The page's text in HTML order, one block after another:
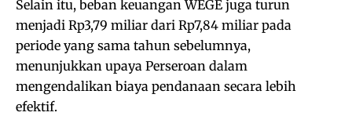
Selain itu, beban keuangan WEGE juga turun
menjadi Rp3,79 miliar dari Rp7,84 miliar pada
periode yang sama tahun sebelumnya,
menunjukkan upaya Perseroan dalam
mengendalikan biaya pendanaan secara lebih
efektif.